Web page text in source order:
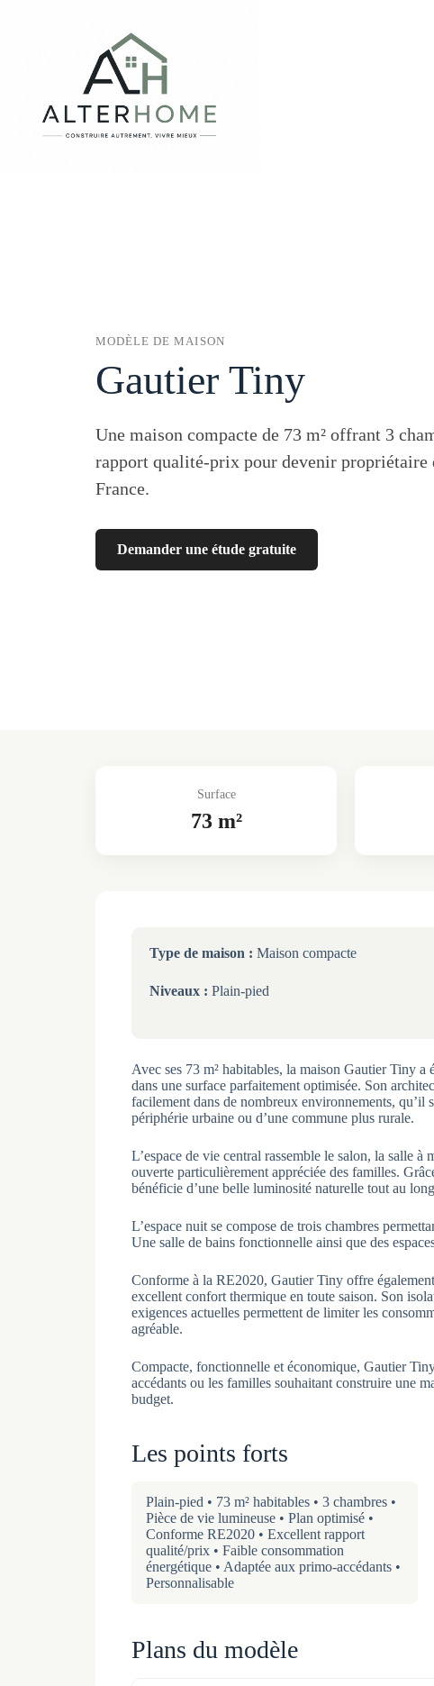
MODÈLE DE MAISON
Gautier Tiny
Une maison compacte de 73 m² offrant 3
rapport qualité-prix pour devenir propriétaire
France.
Demander une étude gratuite
Surface
73 m²
Type de maison : Maison compacte
Niveaux : Plain-pied
Avec ses 73 m² habitables, la maison Gautier Tiny
dans une surface parfaitement optimisée. Son
facilement dans de nombreux environnements, qu’il
périphérie urbaine ou d’une commune plus rurale.
L’espace de vie central rassemble le salon, la salle
ouverte particulièrement appréciée des familles.
bénéficie d’une belle luminosité naturelle tout au
L’espace nuit se compose de trois chambres
Une salle de bains fonctionnelle ainsi que des
Conforme à la RE2020, Gautier Tiny offre
excellent confort thermique en toute saison. Son
exigences actuelles permettent de limiter les
agréable.
Compacte, fonctionnelle et économique, Gautier
accédants ou les familles souhaitant construire une
budget.
Les points forts
Plain-pied • 73 m² habitables • 3 chambres •
Pièce de vie lumineuse • Plan optimisé •
Conforme RE2020 • Excellent rapport
qualité/prix • Faible consommation
énergétique • Adaptée aux primo-accédants •
Personnalisable
Plans du modèle